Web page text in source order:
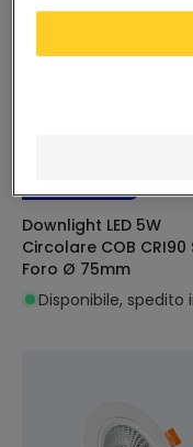
Downlight LED 5W
Circolare COB CRI90
Foro Ø 75mm
Disponibile, spedito